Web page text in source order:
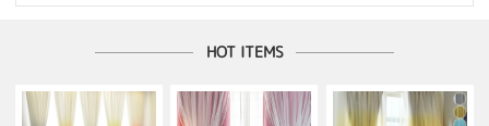
HOT ITEMS